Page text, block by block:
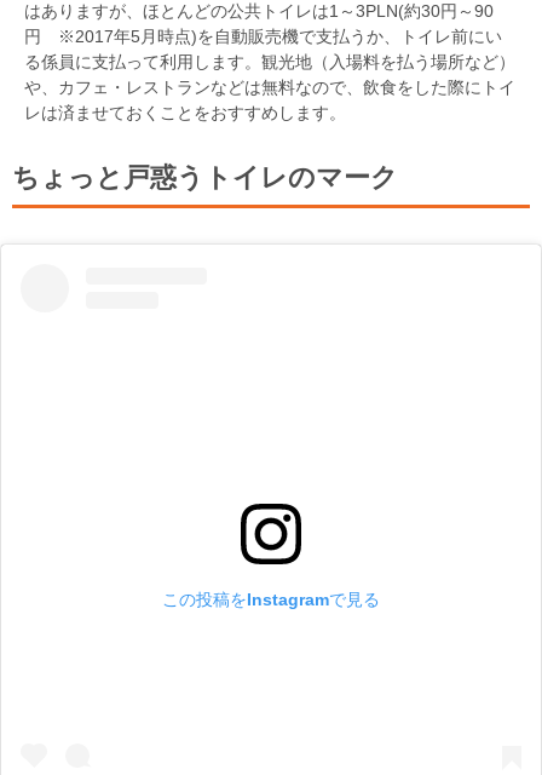
はありますが、ほとんどの公共トイレは1～3PLN(約30円～90
円 ※2017年5月時点)を自動販売機で支払うか、トイレ前にい
る係員に支払って利用します。観光地（入場料を払う場所など）
や、カフェ・レストランなどは無料なので、飲食をした際にトイ
レは済ませておくことをおすすめします。
ちょっと戸惑うトイレのマーク
この投稿をInstagramで見る